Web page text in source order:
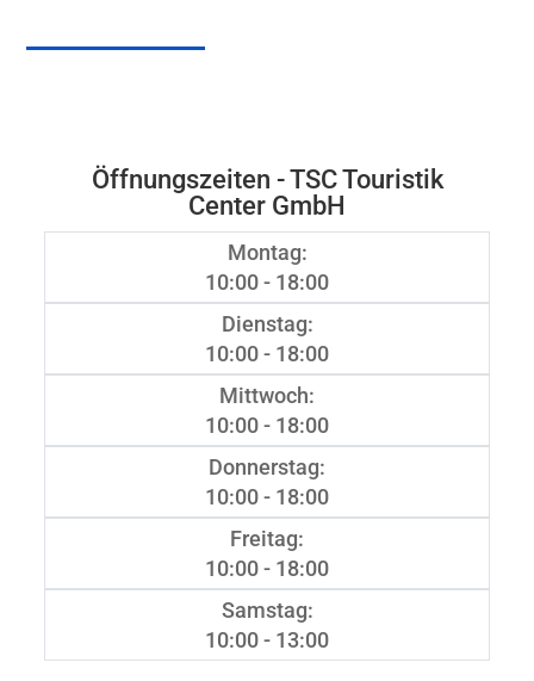
Öffnungszeiten - TSC Touristik
Center GmbH
Montag:
10:00 - 18:00
Dienstag:
10:00 - 18:00
Mittwoch:
10:00 - 18:00
Donnerstag:
10:00 - 18:00
Freitag:
10:00 - 18:00
Samstag:
10:00 - 13:00